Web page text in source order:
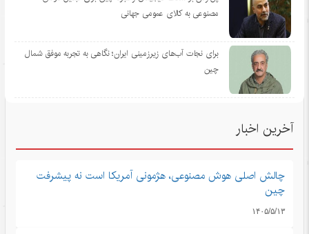
مصنوعی به کالای عمومی جهانی
برای نجات آب‌های زیرزمینی ایران؛ نگاهی به تجربه موفق شمال
چین
آخرین اخبار
چالش اصلی هوش مصنوعی، هژمونی آمریکا است نه پیشرفت
چین
۱۴۰۵/۵/۱۳